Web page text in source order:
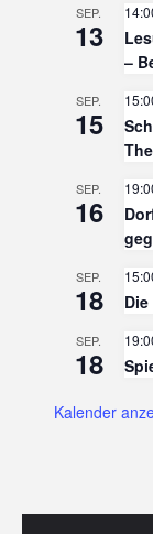
SEP.
13
–
SEP.
15
SEP.
16
SEP.
18
SEP.
18
Kalender